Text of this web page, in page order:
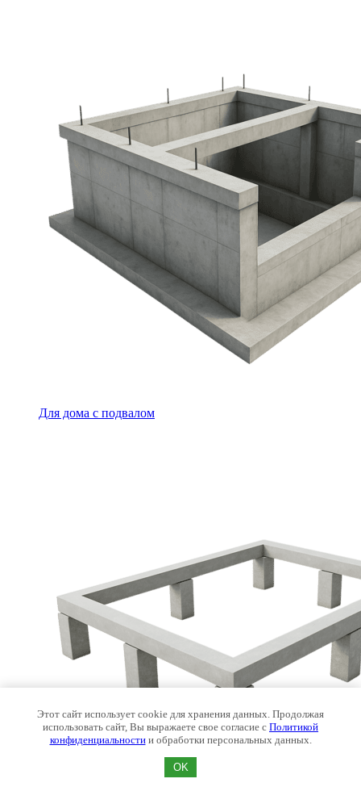
Для дома с подвалом
Этот сайт использует cookie для хранения данных. Продолжая
использовать сайт, Вы выражаете свое согласие с Политикой
конфиденциальностии обработки персональных данных.
OK